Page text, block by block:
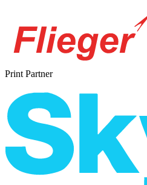
Print Partner